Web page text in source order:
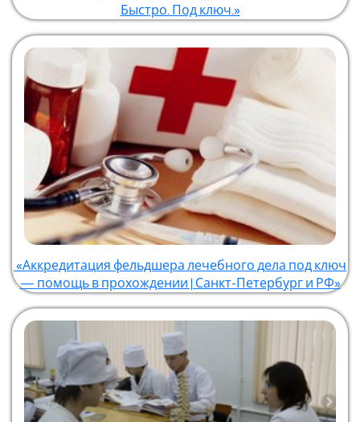
Быстро. Под ключ.»
«Аккредитация фельдшера лечебного дела под ключ
— помощь в прохождении | Санкт-Петербург и РФ»